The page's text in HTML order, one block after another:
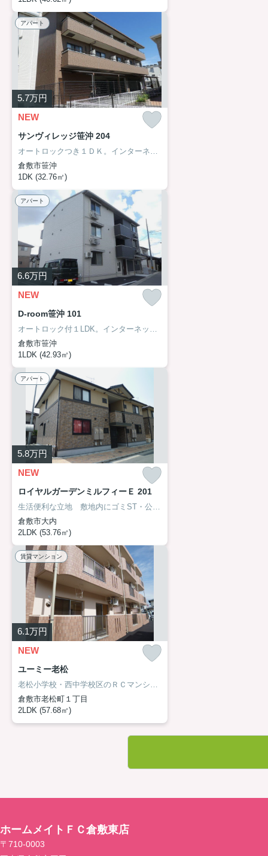
アパート
5.7万円
NEW
サンヴィレッジ笹沖 204
オートロックつき１ＤＫ。インターネット無料。連帯保証人不要。
倉敷市笹沖
1DK (32.76㎡)
アパート
6.6万円
NEW
D-room笹沖 101
オートロック付１LDK。インターネット無料。
倉敷市笹沖
1LDK (42.93㎡)
アパート
5.8万円
NEW
ロイヤルガーデンミルフィーＥ 201
生活便利な立地 敷地内にゴミST・公園あり 都市ガス
倉敷市大内
2LDK (53.76㎡)
賃貸マンション
6.1万円
NEW
ユーミー老松
老松小学校・西中学校区のＲＣマンション。
倉敷市老松町１丁目
2LDK (57.68㎡)
ホームメイトＦＣ倉敷東店
〒710-0003